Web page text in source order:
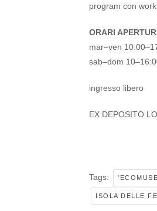
program con
ORARI
mar–ven
sab–dom
ingresso libero
EX DEPOSITO
Tags:
ISOLA DELLE